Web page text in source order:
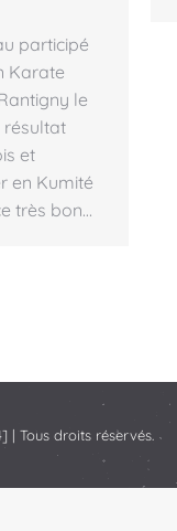
participé
Karate
le
résultat
et
en Kumité
très bon…
Tous droits réservés.